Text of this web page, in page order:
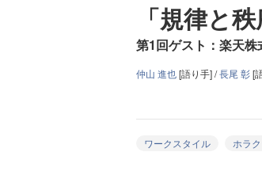
「規律と
第1回ゲスト：楽天株
仲山 進也[語り手] /長尾 彰[
ワークスタイル ホラ